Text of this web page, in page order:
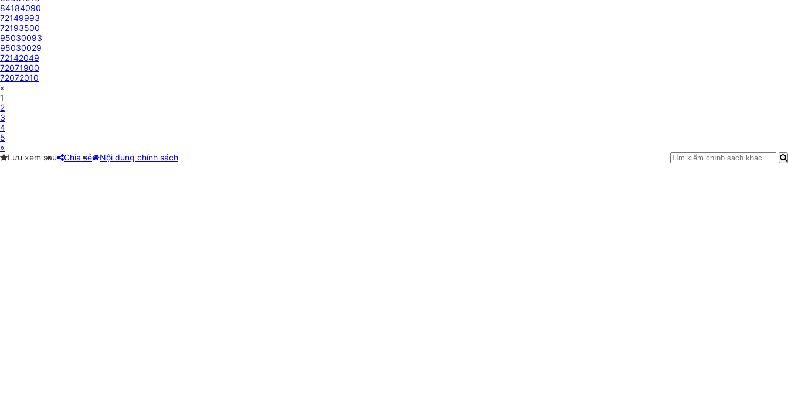
84184090
72149993
72193500
95030093
95030029
72142049
72071900
72072010
«
1
2
3
4
5
»
Lưu xem sau
Chia sẻ Nội dung chính sách